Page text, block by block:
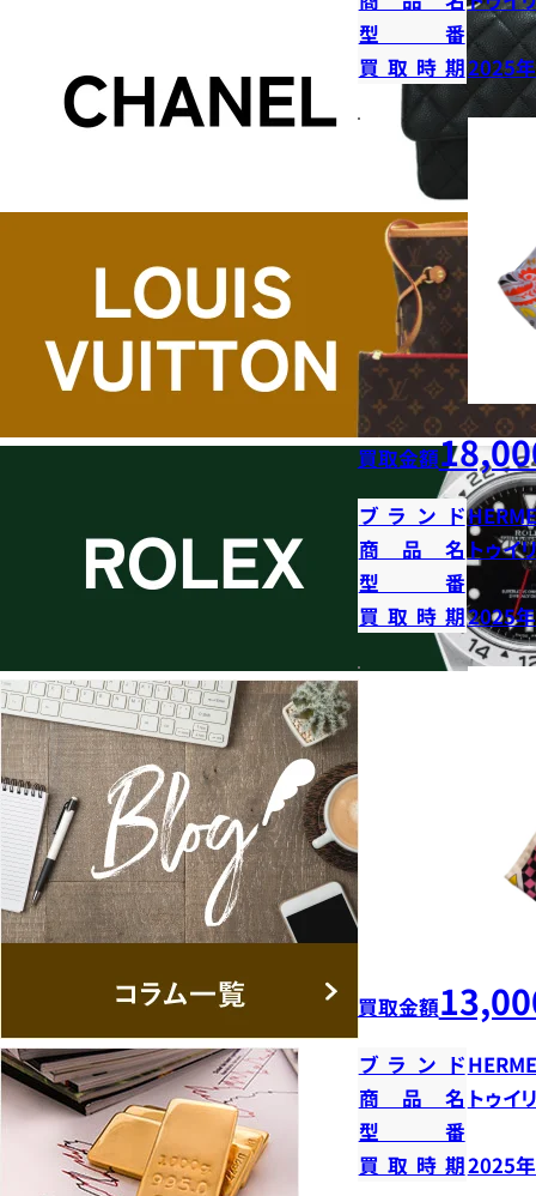
型番
買取時期2025
買取金額
ブランド
商品名 トゥイ
型番
買取時期2025
買取金額
ブランド
商品名 トゥイ
型番
買取時期2025